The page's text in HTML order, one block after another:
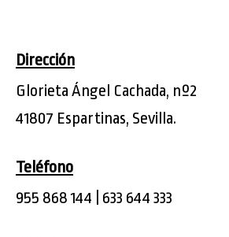
Dirección
Glorieta Ángel Cachada, nº2
41807 Espartinas, Sevilla.
Teléfono
955 868 144 | 633 644 333